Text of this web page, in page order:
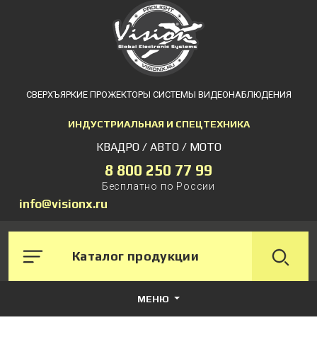
СВЕРХЪЯРКИЕ ПРОЖЕКТОРЫ СИСТЕМЫ ВИДЕОНАБЛЮДЕНИЯ
ИНДУСТРИАЛЬНАЯ И СПЕЦТЕХНИКА
КВАДРО / АВТО / МОТО
8 800 250 77 99
Бесплатно по России
info@visionx.ru
Каталог продукции
МЕНЮ